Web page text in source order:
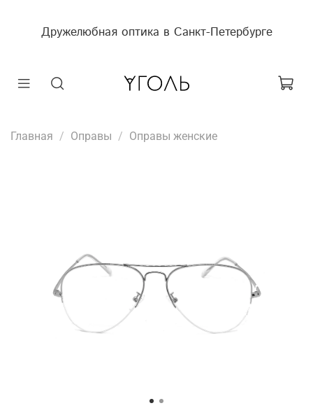
Дружелюбная оптика в Санкт-Петербурге
Главная Оправы Оправы женские